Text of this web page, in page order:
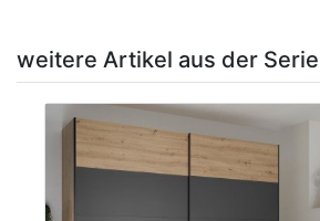
weitere Artikel aus der